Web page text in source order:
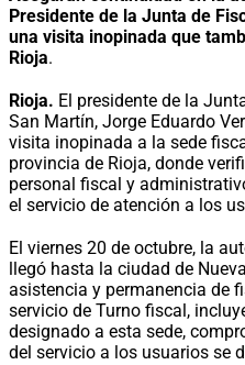
Presidente de la Junta de
una visita inopinada que
Rioja.
Rioja. El presidente de la
San Martín, Jorge Eduardo
visita inopinada a la sede
provincia de Rioja, donde
personal fiscal y
el servicio de atención a los
El viernes 20 de octubre, la
llegó hasta la ciudad de
asistencia y permanencia de
servicio de Turno fiscal,
designado a esta sede,
del servicio a los usuarios se